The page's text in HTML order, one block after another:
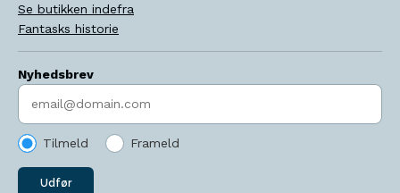
Se butikken indefra
Fantasks historie
Nyhedsbrev
Indtast søgeord
Tilmeld Frameld
Udfør